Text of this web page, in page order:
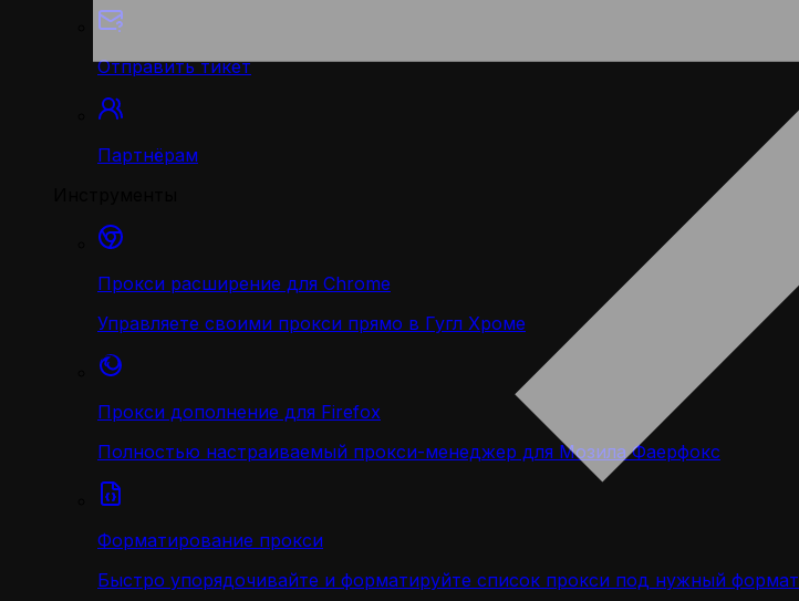
Отправить тикет
Партнёрам
Прокси расширение для Chrome
Управляете своими прокси прямо в Гугл Хроме
Прокси дополнение для Firefox
Полностью настраиваемый прокси-менеджер для Мозила Фаерфокс
Форматирование прокси
Быстро упорядочивайте и форматируйте список прокси под нужный формат